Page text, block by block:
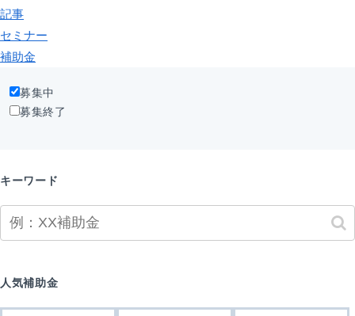
記事
セミナー
補助金
募集中
募集終了
キーワード
人気補助金